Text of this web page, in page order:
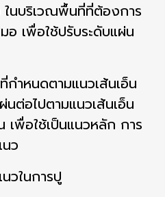
ในบริเวณพื้นที่ที่ต้องการ
อ เพื่อใช้ปรับระดับแผ่น
กำหนดตามแนวเส้นเอ็น
ต่อไปตามแนวเส้นเอ็น
เพื่อใช้เป็นแนวหลัก การ
ว
วในการปู